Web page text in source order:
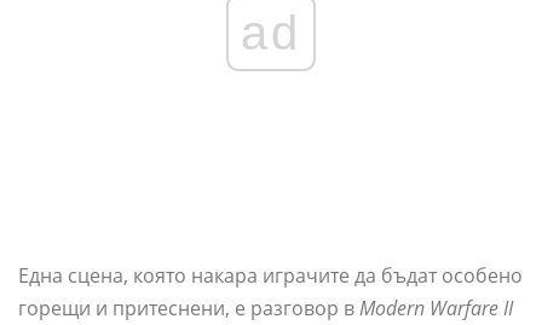
ad
Една сцена, която накара играчите да бъдат особено
горещи и притеснени, е разговор вModern Warfare II